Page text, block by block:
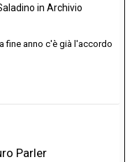
in Archivio
fine anno c'è già l'accordo
Parler